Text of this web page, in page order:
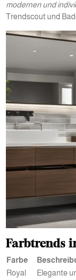
modernen und
Trendscout und
Farbtrends
Farbe
Royal
Elegante